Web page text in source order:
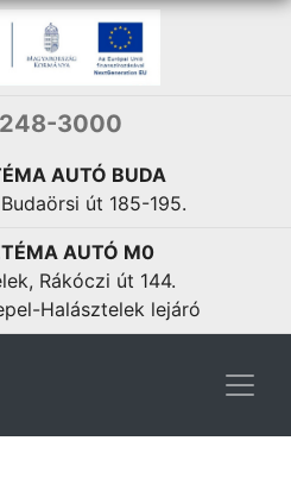
3000
AUTÓ BUDA
út 185-195.
AUTÓ M0
Rákóczi út 144.
Halásztelek lejáró